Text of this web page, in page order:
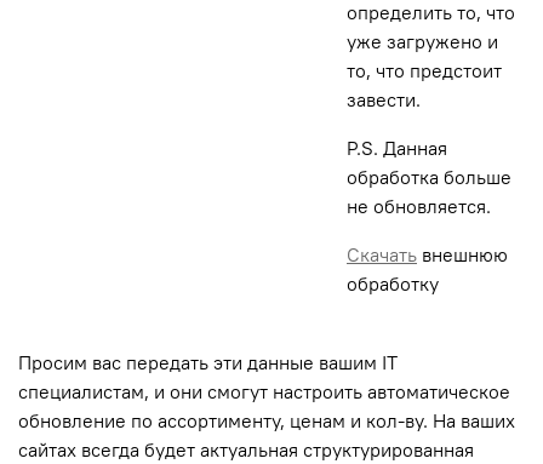
определить то, что
уже загружено и
то, что предстоит
завести.
P.S. Данная
обработка больше
не обновляется.
Скачать внешнюю
обработку
Просим вас передать эти данные вашим IT
специалистам, и они смогут настроить автоматическое
обновление по ассортименту, ценам и кол-ву. На ваших
сайтах всегда будет актуальная структурированная